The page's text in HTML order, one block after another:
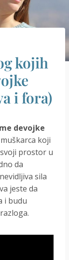
kojih
i fora)
devojke
koji
prostor u
da
sila
jeste da
i budu